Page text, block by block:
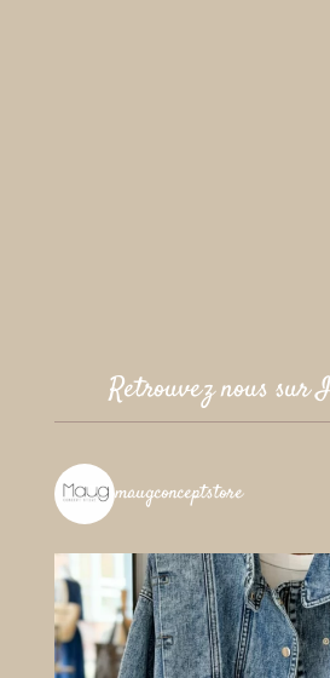
Retrouvez nous sur
maugconceptstore